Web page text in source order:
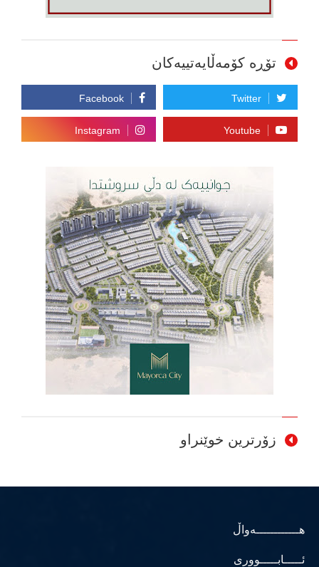
تۆڕە کۆمەڵایەتییەکان
زۆرترین خوێنراو
هــــــــــــەواڵ
ئـــــابـــــووری